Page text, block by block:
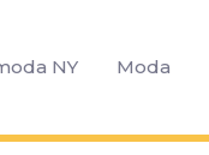
NY Moda